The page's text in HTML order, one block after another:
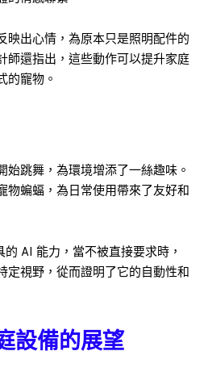
映出心情，為原本只是照明配件的
師還指出，這些動作可以提升家庭
的寵物。
始跳舞，為環境增添了一絲趣味。
物蝙蝠，為日常使用帶來了友好和
AI 能力，當不被直接要求時，
定視野，從而證明了它的自動性和
設備的展望